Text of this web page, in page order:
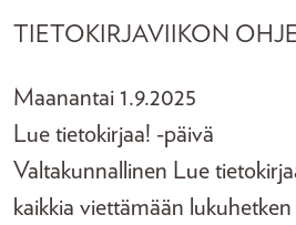
TIETOKIRJAVIIKON
Maanantai 1.9.2025
Lue tietokirjaa! -päivä
Valtakunnallinen Lue
kaikkia viettämään